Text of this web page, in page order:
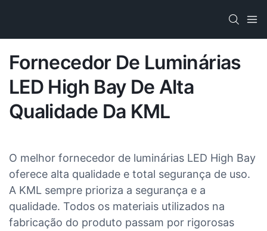
Fornecedor De Luminárias
LED High Bay De Alta
Qualidade Da KML
O melhor fornecedor de luminárias LED High Bay
oferece alta qualidade e total segurança de uso.
A KML sempre prioriza a segurança e a
qualidade. Todos os materiais utilizados na
fabricação do produto passam por rigorosas